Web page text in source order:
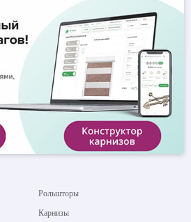
Рольшторы
Карнизы